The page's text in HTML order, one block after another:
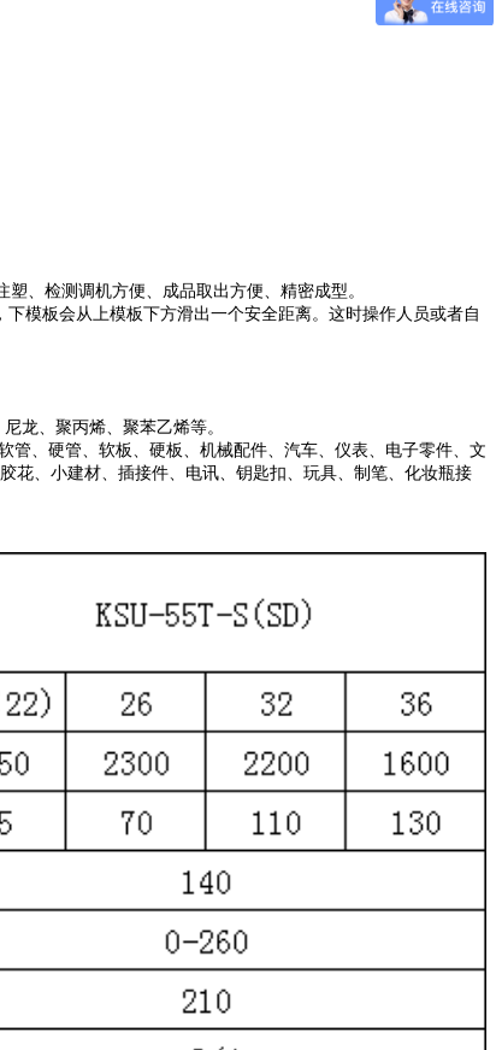
、检测调机方便、成品取出方便、精密成型。
模板会从上模板下方滑出一个安全距离。这时操作人员或者自
龙、聚丙烯、聚苯乙烯等。
管、硬管、软板、硬板、机械配件、汽车、仪表、电子零件、文
花、小建材、插接件、电讯、钥匙扣、玩具、制笔、化妆瓶接